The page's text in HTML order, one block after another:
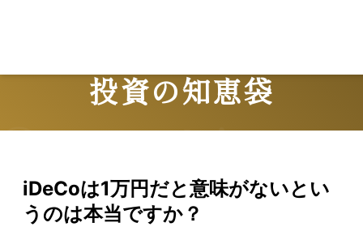
投資の知恵袋
iDeCoは1万円だと意味がないとい
うのは本当ですか？